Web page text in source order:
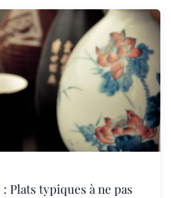
Plats typiques à ne pas